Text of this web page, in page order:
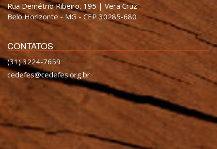
Rua Demétrio Ribeiro, 195 | Vera Cruz
Belo Horizonte - MG - CEP 30285-680
CONTATOS
(31) 3224-7659
cedefes@cedefes.org.br